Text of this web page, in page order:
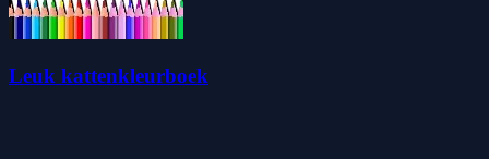
Leuk kattenkleurboek